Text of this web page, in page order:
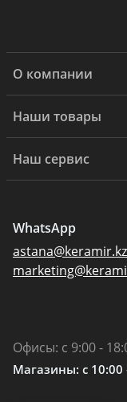
О компании
Наши товары
Наш сервис
WhatsApp
astana@keramir.kz
Офисы: с 9:00 -
Магазины: c 10:00